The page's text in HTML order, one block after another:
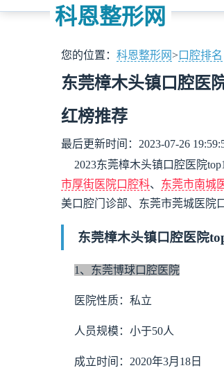
科恩整形网
您的位置： 科恩整形网>口腔排名
东莞樟木头镇口腔医
红榜推荐
最后更新时间：2023-07-26
2023东莞樟木头镇口腔医院
市厚街医院口腔科、 东莞市南城
美口腔门诊部、东莞市莞城医院
东莞樟木头镇口腔医院
1、东莞博球口腔医院
医院性质：私立
人员规模：小于50人
成立时间：2020年3月18日